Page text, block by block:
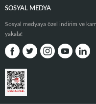
SOSYAL MEDYA
Sosyal medyaya özel indirim ve
yakala!